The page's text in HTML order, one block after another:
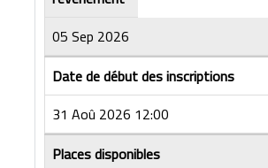
05 Sep 2026
Date de début des inscriptions
31 Aoû 2026 12:00
Places disponibles